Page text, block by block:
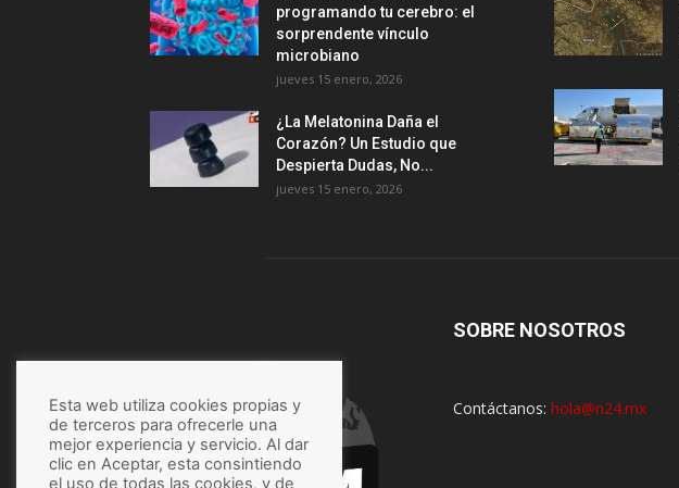
programando tu cerebro: el
sorprendente vínculo
microbiano
jueves 15 enero, 2026
¿La Melatonina Daña el
Corazón? Un Estudio que
Despierta Dudas, No...
jueves 15 enero, 2026
SOBRE NOSOTROS
Contáctanos: hola@n24.mx
Esta web utiliza cookies propias y
de terceros para ofrecerle una
mejor experiencia y servicio. Al dar
clic en Aceptar, esta consintiendo
el uso de todas las cookies, y de